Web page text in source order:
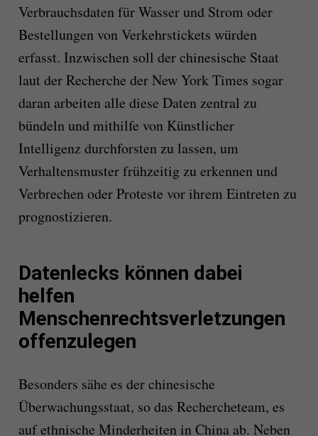
Verbrauchsdaten für Wasser und Strom oder
Bestellungen von Verkehrstickets würden
erfasst. Inzwischen soll der chinesische Staat
laut der Recherche der New York Times sogar
daran arbeiten alle diese Daten zentral zu
bündeln und mithilfe von Künstlicher
Intelligenz durchforsten zu lassen, um
Verhaltensmuster frühzeitig zu erkennen und
Verbrechen oder Proteste vor ihrem Eintreten zu
prognostizieren.
Datenlecks können dabei
helfen
Menschenrechtsverletzungen
offenzulegen
Besonders sähe es der chinesische
Überwachungsstaat, so das Rechercheteam, es
auf ethnische Minderheiten in China ab. Neben